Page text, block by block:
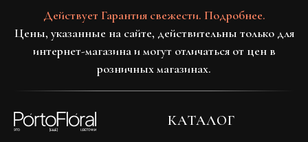
Действует Гарантия свежести. Подробнее.
Цены, указанные на сайте, действительны только для
интернет-магазина и могут отличаться от цен в
розничных магазинах.
КАТАЛОГ